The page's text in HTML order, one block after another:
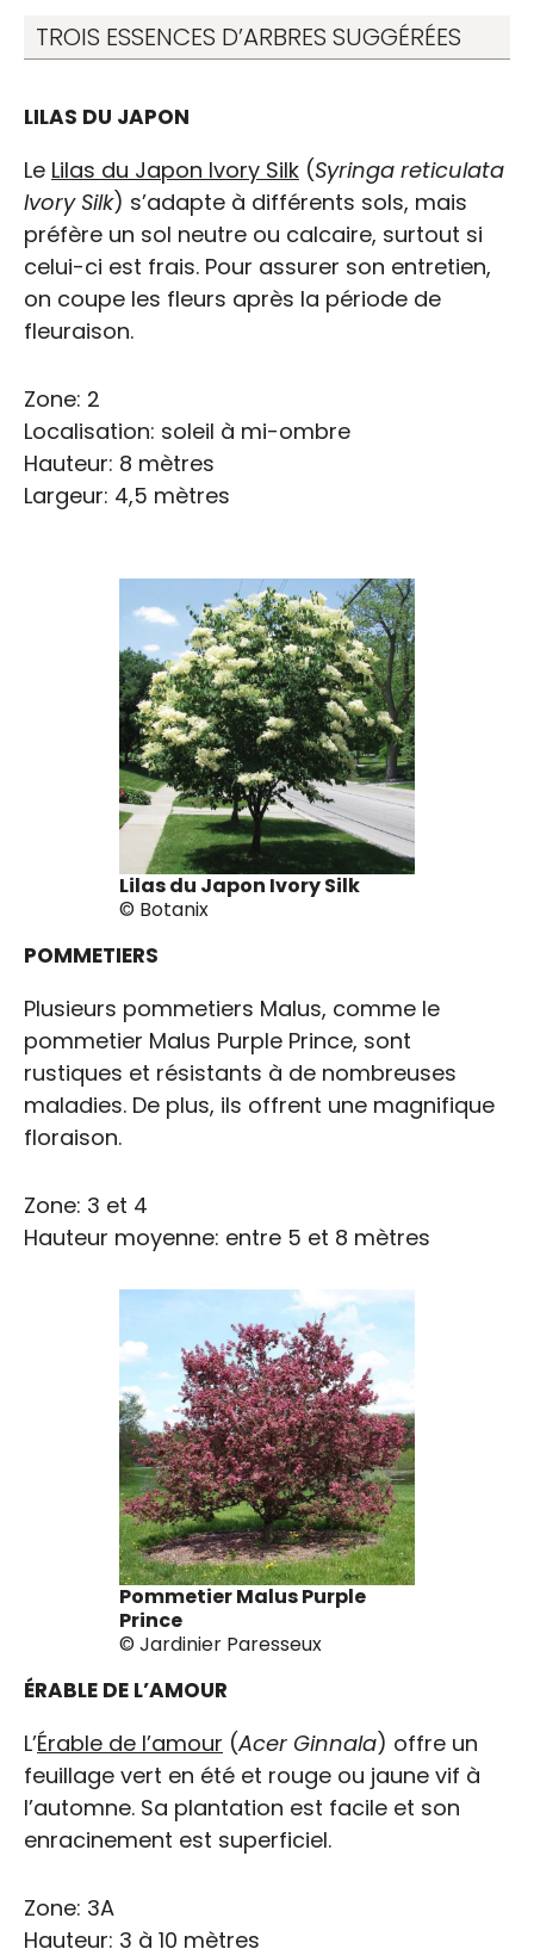
TROIS ESSENCES D’ARBRES SUGGÉRÉES
LILAS DU JAPON
Le Lilas du Japon Ivory Silk (Syringa reticulata
Ivory Silk) s’adapte à différents sols, mais
préfère un sol neutre ou calcaire, surtout si
celui-ci est frais. Pour assurer son entretien,
on coupe les fleurs après la période de
fleuraison.
Zone: 2
Localisation: soleil à mi-ombre
Hauteur: 8 mètres
Largeur: 4,5 mètres
Lilas du Japon Ivory Silk
© Botanix
POMMETIERS
Plusieurs pommetiers Malus, comme le
pommetier Malus Purple Prince, sont
rustiques et résistants à de nombreuses
maladies. De plus, ils offrent une magnifique
floraison.
Zone: 3 et 4
Hauteur moyenne: entre 5 et 8 mètres
Pommetier Malus Purple
Prince
© Jardinier Paresseux
ÉRABLE DE L’AMOUR
L’Érable de l’amour (Acer Ginnala) offre un
feuillage vert en été et rouge ou jaune vif à
l’automne. Sa plantation est facile et son
enracinement est superficiel.
Zone: 3A
Hauteur: 3 à 10 mètres